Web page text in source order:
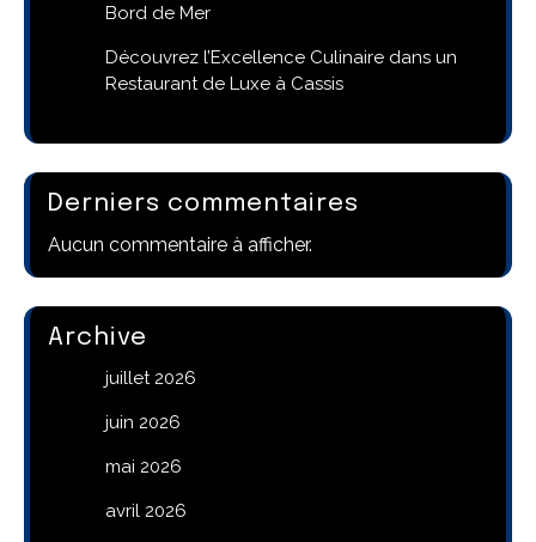
Bord de Mer
Découvrez l’Excellence Culinaire dans un
Restaurant de Luxe à Cassis
Derniers commentaires
Aucun commentaire à afficher.
Archive
juillet 2026
juin 2026
mai 2026
avril 2026